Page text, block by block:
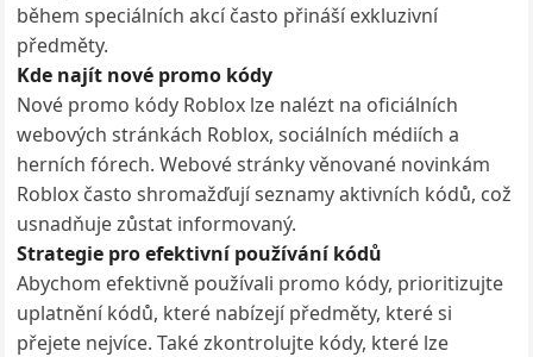
během speciálních akcí často přináší exkluzivní
předměty.
Kde najít nové promo kódy
Nové promo kódy Roblox lze nalézt na oficiálních
webových stránkách Roblox, sociálních médiích a
herních fórech. Webové stránky věnované novinkám
Roblox často shromažďují seznamy aktivních kódů, což
usnadňuje zůstat informovaný.
Strategie pro efektivní používání kódů
Abychom efektivně používali promo kódy, prioritizujte
uplatnění kódů, které nabízejí předměty, které si
přejete nejvíce. Také zkontrolujte kódy, které lze